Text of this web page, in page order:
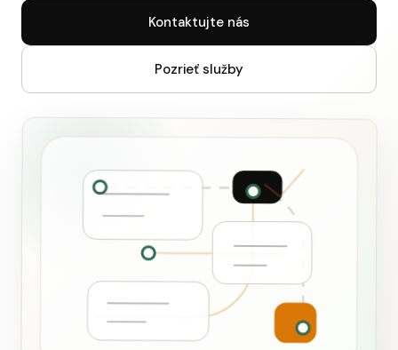
Kontaktujte nás
Pozrieť služby